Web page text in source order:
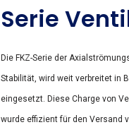
Serie
Die FKZ-Serie der
Stabilität, wird weit verbreitet in
eingesetzt. Diese Charge von
wurde effizient für den Versand